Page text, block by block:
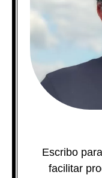
Escribo
facilitar